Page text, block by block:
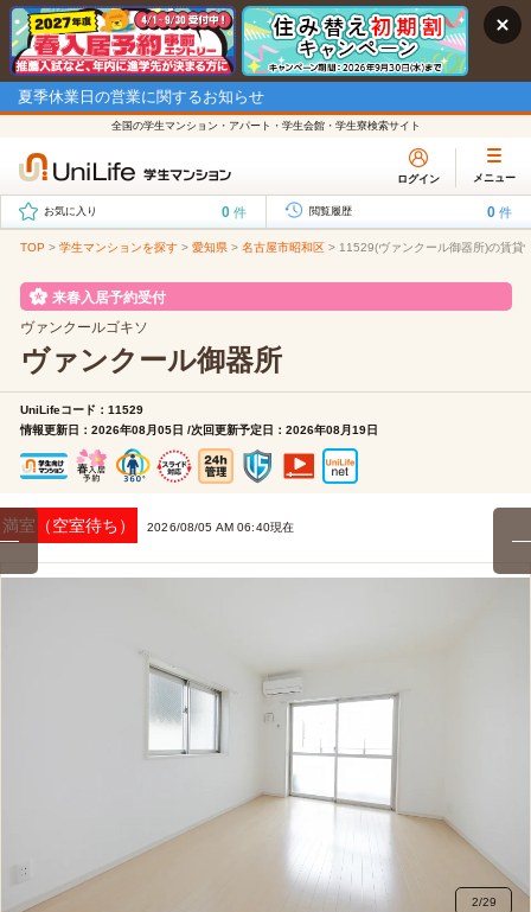
夏季休業日の営業に関するお知らせ
全国の学生マンション・アパート・学生会館・学生寮検索サイト
ログイン メニュー
お気に入り 0 件 閲覧履歴 0 件
TOP > 学生マンションを探す > 愛知県 > 名古屋市昭和区 > 11529(ヴァンクール御器所)の賃貸
来春入居予約受付
ヴァンクールゴキソ
ヴァンクール御器所
UniLifeコード：11529
情報更新日：2026年08月05日 /次回更新予定日：2026年08月19日
満室（空室待ち） 2026/08/05 AM 06:40現在
2/29